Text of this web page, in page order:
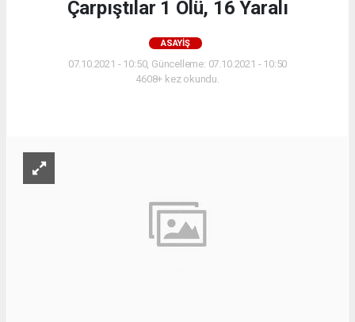
Çarpıştılar 1 Ölü, 16 Yaralı
ASAYIŞ
07.10.2021 - 10:50, Güncelleme: 07.10.2021 - 10:50
4608+ kez okundu.